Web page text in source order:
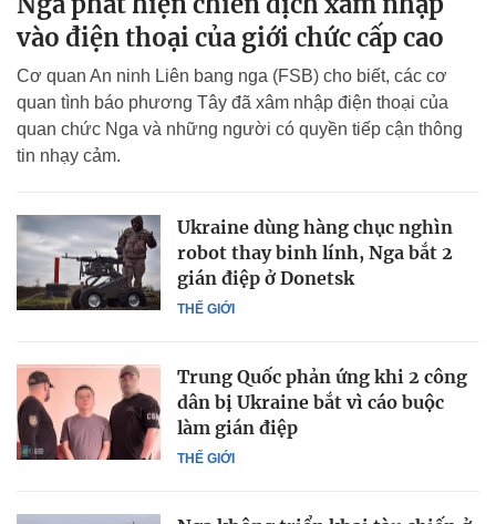
vào điện thoại của giới chức cấp cao
Cơ quan An ninh Liên bang nga (FSB) cho biết, các cơ
quan tình báo phương Tây đã xâm nhập điện thoại của
quan chức Nga và những người có quyền tiếp cận thông
tin nhạy cảm.
THẾ GIỚI
Ukraine dùng hàng chục nghìn
robot thay binh lính, Nga bắt 2
gián điệp ở Donetsk
THẾ GIỚI
Trung Quốc phản ứng khi 2 công
dân bị Ukraine bắt vì cáo buộc
làm gián điệp